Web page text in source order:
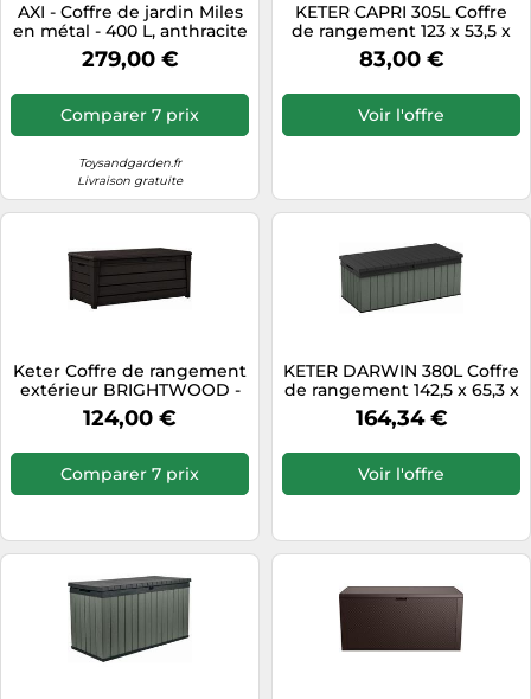
AXI - Coffre de jardin Miles
en métal - 400 L, anthracite
132x60x62 cm, avec fond et
serrure
279,00 €
Comparer 7 prix
Toysandgarden.fr
Livraison gratuite
KETER CAPRI 305L Coffre
de rangement 123 x 53,5 x
57 cm, marron 17201486
83,00 €
Voir l'offre
Keter Coffre de rangement
extérieur BRIGHTWOOD -
454 litres
124,00 €
Comparer 7 prix
KETER DARWIN 380L Coffre
de rangement 142,5 x 65,3 x
54,5 cm, vert 17211691
164,34 €
Voir l'offre